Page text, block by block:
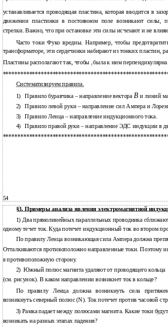
устанавливается проводящая пластина, которая вводится в
движении пластинки в постоянном поле возникают силы,
стрелки. Важно, что при остановке эти силы исчезают и не
Часто токи Фуко вредны. Например, чтобы
трансформаторе, эти сердечники набирают из тонких пластин,
Пластины располагают так, чтобы iбыла к ним перпендикулярна.
Систематизируем правила.
1) Правило буравчика – направление вектораBи линий
2) Правило левой руки – направление сил Ампера и
3)
Правило Ленца – направление индукционного тока.
4)
Правило правой руки – направление ЭДС индукции в
54
§3. Примеры анализа явления электромагнитной
1) Два прямолинейных параллельных проводника
одному течет ток. Куда потечет индукционный ток во втором
По правилу Ленца возникающая сила Ампера должна
Отталкиваются противоположно направленные токи. Поэтому
в противоположную сторону.
2) Южный полюс магнита удаляют от проводящего кольца
(см. рисунок). В каком направлении возникнет ток в кольце?
По правилу Ленца должна возникнуть сила
возникнуть северный полюс (N). Ток потечет против часовой
3) Рамка падает между полюсами магнита. Какие токи будут
возникать на разных этапах падения?